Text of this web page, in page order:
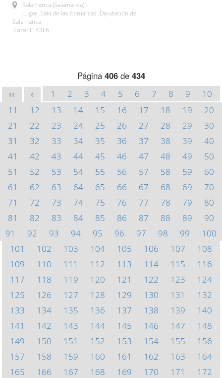
Salamanca (Salamanca)
Lugar: Sala de las Comarcas. Diputación de
Salamanca
Hora: 11:00 h.
Página 406de 434
<< < 1 2 3 4 5 6 7 8 9
10
11
12 13 14 15 16 17 18 19
20
21
22 23 24 25 26 27 28 29
30
31
32 33 34 35 36 37 38 39
40
41
42 43 44 45 46 47 48 49
50
51
52 53 54 55 56 57 58 59
60
61
62 63 64 65 66 67 68 69
70
71
72 73 74 75 76 77 78 79
80
81
82 83 84 85 86 87 88 89
90
91
92 93 94 95 96 97 98 99
100
101
102 103 104 105 106 107
108
109
110 111 112 113 114 115
116
117
118 119 120 121 122 123
124
125
126 127 128 129 130 131
132
133
134 135 136 137 138 139
140
141
142 143 144 145 146 147
148
149
150 151 152 153 154 155
156
157
158 159 160 161 162 163
164
165
166 167 168 169 170 171
172